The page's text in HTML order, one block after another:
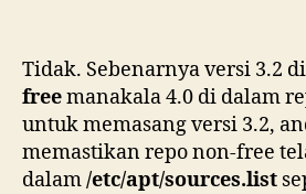
Tidak. Sebenarnya versi 3.2
freemanakala 4.0 di dalam
untuk memasang versi 3.2,
memastikan repo non-free
dalam/etc/apt/sources.list